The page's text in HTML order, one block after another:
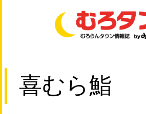
喜むら鮨